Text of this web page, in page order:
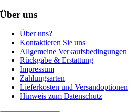
Über uns
Über uns?
Kontaktieren Sie uns
Allgemeine Verkaufsbedingungen
Rückgabe & Erstattung
Impressum
Zahlungsarten
Lieferkosten und Versandoptionen
Hinweis zum Datenschutz